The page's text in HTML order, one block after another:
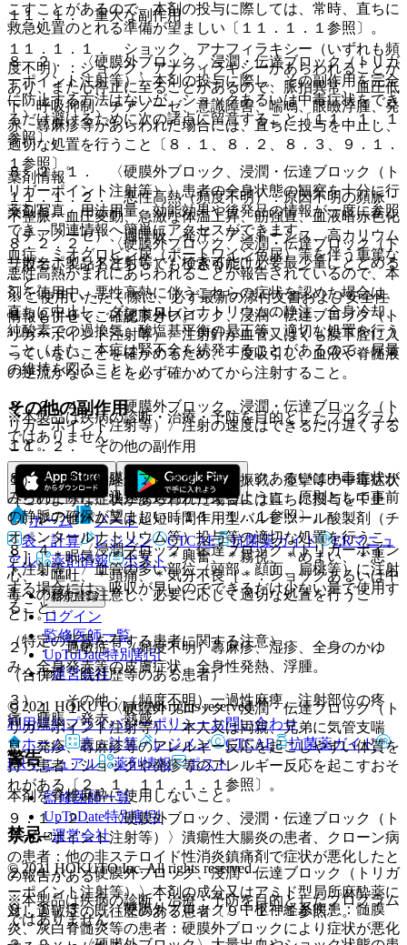
こすことがあるので、本剤の投与に際しては、常時、直ちに
救急処置のとれる準備が望ましい〔１１．１．１参照〕。
８．２． 〈硬膜外ブロック、浸潤・伝達ブロック（トリガ
ーポイント注射等）〉本剤の投与に際し、その副作用を完全
に防止する方法はないが、ショックあるいは中毒症状をでき
るだけ避けるために次の諸点に留意すること〔１１．１．１
参照〕。
８．２．１． 〈硬膜外ブロック、浸潤・伝達ブロック（ト
リガーポイント注射等）〉患者の全身状態の観察を十分に行
うこと。
８．２．２． 〈硬膜外ブロック、浸潤・伝達ブロック（ト
リガーポイント注射等）〉できるだけ必要最少量にとどめる
こと。
８．２．３． 〈硬膜外ブロック、浸潤・伝達ブロック（ト
リガーポイント注射等）〉注射針が血管又はくも膜下腔に入
っていないことを確かめるため、一度吸引し、血液や脊髄液
の逆流がないことを必ず確かめてから注射すること。
８．２．４． 〈硬膜外ブロック、浸潤・伝達ブロック（ト
リガーポイント注射等）〉注射の速度はできるだけ遅くする
こと。
８．３． 〈硬膜外ブロック〉ショックあるいは中毒症状が
みられた際に、迅速な処置が行えるように、原則として事前
の静脈の確保が望ましい〔１１．１．１参照〕。
８．４． 〈浸潤ブロック・伝達ブロック（トリガーポイン
ト注射等）〉血管の多い部位（頭部、顔面、扁桃等）に注射
する場合には、吸収が早いのでできるだけ少ない量で使用す
ること。
（特定の背景を有する患者に関する注意）
（合併症・既往歴等のある患者）
９．１．１． 〈硬膜外ブロック、浸潤・伝達ブロック（ト
リガーポイント注射等）〉本人又は両親、兄弟に気管支喘
息、発疹、蕁麻疹等のアレルギー反応を起こしやすい体質を
持つ患者：ショックや発疹等のアレルギー反応を起こすおそ
れがある〔２．１、１１．１．１参照〕。
９．１．２． 〈硬膜外ブロック、浸潤・伝達ブロック（ト
リガーポイント注射等）〉潰瘍性大腸炎の患者、クローン病
の患者：他の非ステロイド性消炎鎮痛剤で症状が悪化したと
の報告がある。
９．１．３． 〈硬膜外ブロック〉中枢神経系疾患：髄膜
炎、灰白脊髄炎等の患者：硬膜外ブロックにより症状が悪化
１１．１． 重大な副作用
１１．１．１． ショック、アナフィラキシー（いずれも頻
度不明）：ショック、アナフィラキシーがあらわれることが
あり、また心停止に至ることがあるので、脈拍異常、血圧低
下、呼吸抑制、チアノーゼ、意識障害、喘鳴、眼瞼浮腫、発
赤、蕁麻疹等があらわれた場合には、直ちに投与を中止し、
適切な処置を行うこと〔８．１、８．２、８．３、９．１．
１参照〕。
１１．１．２． 悪性高熱（頻度不明）：原因不明の頻脈・
不整脈・血圧変動、急激な体温上昇、筋強直、血液暗赤色化
（チアノーゼ）、過呼吸、発汗、アシドーシス、高カリウム
血症、ミオグロビン尿（ポートワイン色尿）等を伴う重篤な
悪性高熱がまれにあらわれることが報告されているので、本
剤を使用中、悪性高熱に伴うこれらの症状を認めた場合は、
直ちに中止し、ダントロレンナトリウムの静注、全身冷却、
純酸素での過換気、酸塩基平衡の是正等、適切な処置を行う
こと（また、本症は腎不全を続発することがあるので、尿量
の維持を図ること）。
その他の副作用
１１．２． その他の副作用
１）． 中枢神経系：（頻度不明）振戦、痙攣等の中毒症状
［このような症状があらわれた場合には直ちに投与を中止
し、ジアゼパム又は超短時間作用型バルビツール酸製剤（チ
オペンタールナトリウム等）投与等の適切な処置を行うこ
と］、＊眠気、＊不安、＊興奮、＊霧視、＊めまい、＊悪
心、＊嘔吐、＊頭痛、＊気分不良［＊：ショックあるいは中
毒への移行に注意し、必要に応じて適切な処置を行うこ
と］。
２）． 過敏症：（頻度不明）蕁麻疹、湿疹、全身のかゆ
み、全身発赤等の皮膚症状、全身性発熱、浮腫。
３）． その他：（頻度不明）一過性麻痺、注射部位の疼
痛、腫脹、発赤、熱感。
警告
本剤を脊椎麻酔に使用しないこと。
禁忌
２．１． 〈硬膜外ブロック、浸潤・伝達ブロック（トリガ
ーポイント注射等）〉本剤の成分又はアミド型局所麻酔薬に
対し過敏症の既往歴のある患者〔９．１．１参照〕。
薬剤情報
薬剤写真、用法用量、効能効果や後発品の情報が一度に参照
でき、関連情報へ簡単にアクセスができます。
一般名、製品名どちらでも検索可能！
※ ご使用いただく際に、必ず最新の添付文書および安全性
情報も併せてご確認下さい。
※本製品は疾病の診断・治療・予防を目的としたプログラム
ではありません。
ホーム
ノート
表・計算
レジメン CTCAE 抗菌薬ガイド
ERマニュ
アル
薬剤情報 ポスト
新規登録
ログイン
監修医師一覧
UpToDate特別割引
運営会社
© 2021 HOKUTO Inc. All rights reserved.
利用規約プライバシーポリシーお問い合わせ
ホーム
表・計算 レジメン CTCAE
抗菌薬ガイド
ERマニュアル
薬剤情報 ポスト
監修医師一覧
UpToDate特別割引
運営会社
© 2021 HOKUTO Inc. All rights reserved.
※本製品は疾病の診断・治療・予防を目的としたプログラム
ではありません。